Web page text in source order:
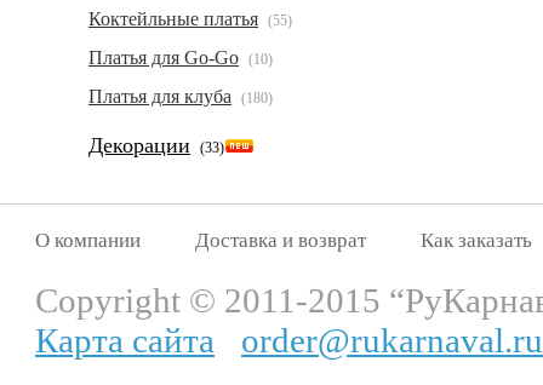
Коктейльные платья (55)
Платья для Go-Go (10)
Платья для клуба (180)
Декорации (33)
О компании Доставка и возврат Как заказать
Copyright © 2011-2015
Карта сайта
order@rukarnaval.ru